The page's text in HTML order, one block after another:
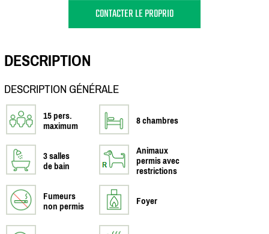
CONTACTER LE PROPRIO
DESCRIPTION
DESCRIPTION GÉNÉRALE
15 pers.
maximum
8 chambres
3 salles
de bain
Animaux
permis avec
restrictions
Fumeurs
non permis
Foyer